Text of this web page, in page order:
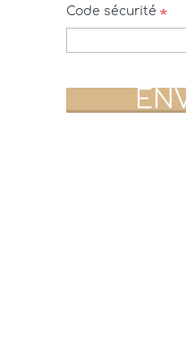
Code sécurité